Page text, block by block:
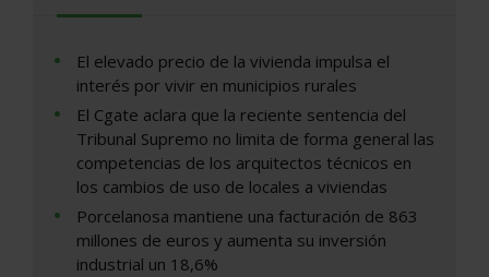
El elevado precio de la vivienda impulsa el
interés por vivir en municipios rurales
El Cgate aclara que la reciente sentencia del
Tribunal Supremo no limita de forma general las
competencias de los arquitectos técnicos en
los cambios de uso de locales a viviendas
Porcelanosa mantiene una facturación de 863
millones de euros y aumenta su inversión
industrial un 18,6%